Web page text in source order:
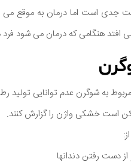
است اما درمان به موقع می
افتد هنگامی که درمان می شود
به شوگرن عدم توانایی
است خشکی واژن را گزارش کنند.
دست رفتن دندانها